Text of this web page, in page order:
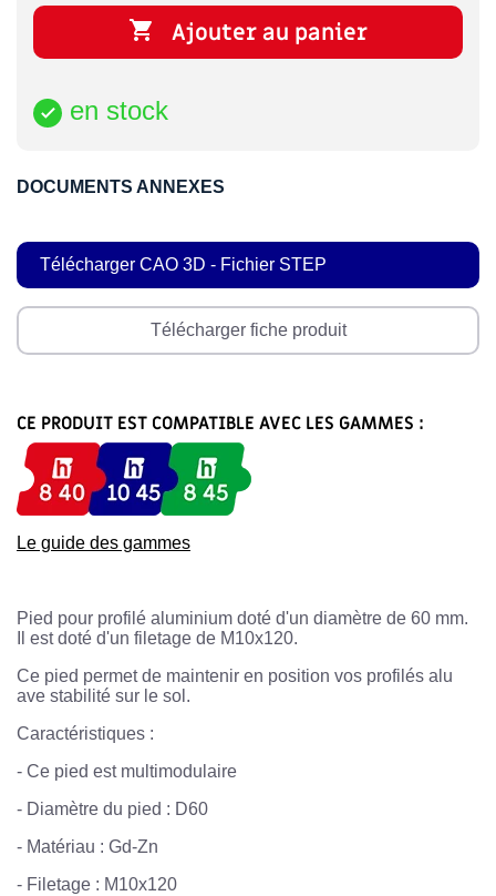
 Ajouter au panier
 en stock
DOCUMENTS ANNEXES
Télécharger CAO 3D - Fichier STEP
Télécharger fiche produit
CE PRODUIT EST COMPATIBLE AVEC LES GAMMES :
Le guide des gammes
Pied pour profilé aluminium doté d'un diamètre de 60 mm.
Il est doté d'un filetage de M10x120.
Ce pied permet de maintenir en position vos profilés alu
ave stabilité sur le sol.
Caractéristiques :
- Ce pied est multimodulaire
- Diamètre du pied : D60
- Matériau : Gd-Zn
- Filetage : M10x120